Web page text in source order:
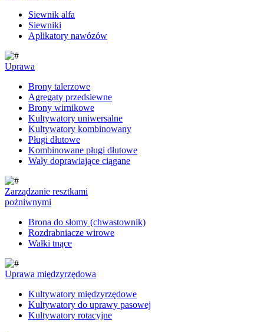
Siewnik alfa
Siewniki
Aplikatory nawózów
Uprawa
Brony talerzowe
Agregaty przedsiewne
Brony wirnikowe
Kultywatory uniwersalne
Kultywatory kombinowany
Pługi dłutowe
Kombinowane pługi dłutowe
Wały doprawiające ciągane
Zarządzanie resztkami
pożniwnymi
Brona do słomy (chwastownik)
Rozdrabniacze wirowe
Wałki tnące
Uprawa międzyrzędowa
Kultywatory międzyrzędowe
Kultywatory do uprawy pasowej
Kultywatory rotacyjne